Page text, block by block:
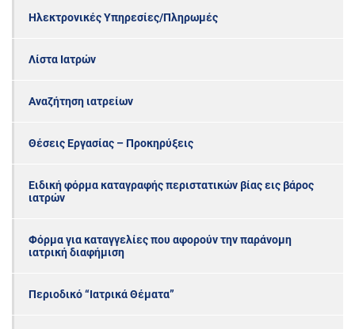
Ηλεκτρονικές Υπηρεσίες/Πληρωμές
Λίστα Ιατρών
Αναζήτηση ιατρείων
Θέσεις Εργασίας – Προκηρύξεις
Ειδική φόρμα καταγραφής περιστατικών βίας εις βάρος
ιατρών
Φόρμα για καταγγελίες που αφορούν την παράνομη
ιατρική διαφήμιση
Περιοδικό “Ιατρικά Θέματα”